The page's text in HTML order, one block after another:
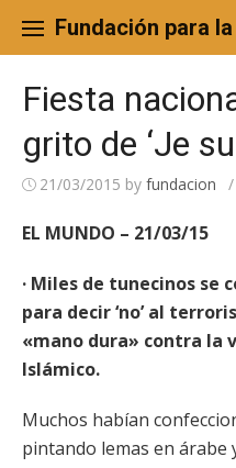
content
Fundación para
Fiesta
grito de ‘Je
21/03/2015 by fundacion /
EL MUNDO – 21/03/15
· Miles de tunecinos se
para decir ‘no’ al
«mano dura» contra la
Islámico.
Muchos habían
pintando lemas en árabe